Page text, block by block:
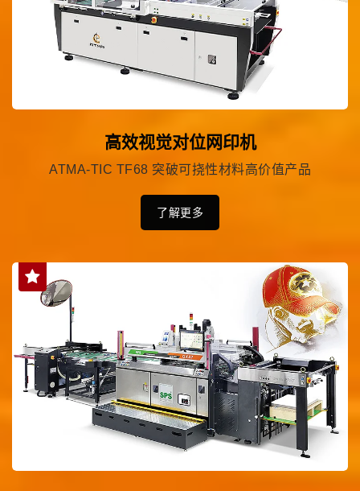
高效视觉对位网印机
ATMA-TIC TF68 突破可挠性材料高价值产品
了解更多